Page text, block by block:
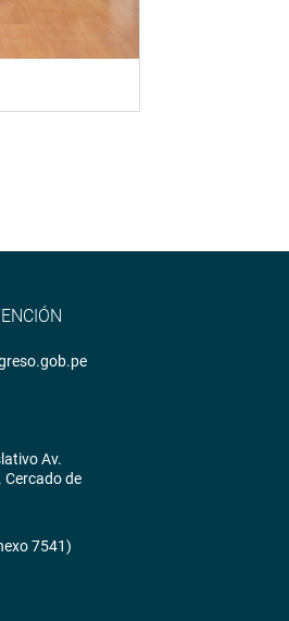
Av.
de
7541)